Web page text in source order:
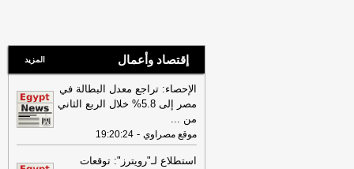
إقتصاد وأعمال المزيد
الإحصاء: تراجع معدل البطالة في
مصر إلى 5.8% خلال الربع الثاني
من ...
موقع مصراوي -
19:20:24
استطلاع لـ"رويترز": توقعات